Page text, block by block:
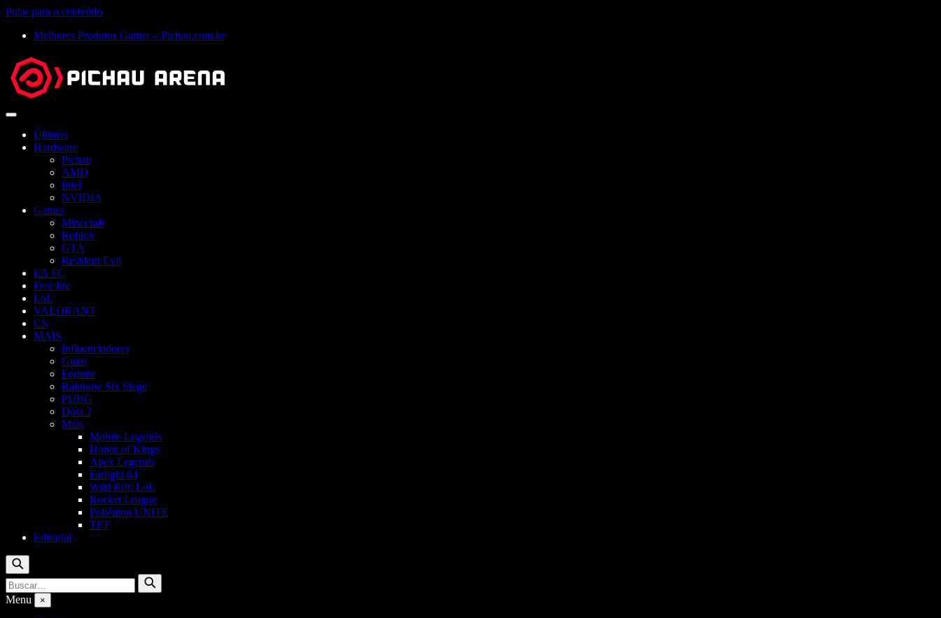
Pular para o conteúdo
Melhores Produtos Gamer – Pichau.com.br
Abrir
Últimas
Hardware
Pichau
AMD
Intel
NVIDIA
Games
Minecraft
Roblox
GTA
Resident Evil
EA FC
Free fire
LoL
VALORANT
CS
MAIS
Influenciadores
Guias
Fortnite
Rainbow Six Siege
PUBG
Dota 2
Mais
Mobile Legends
Honor of Kings
Apex Legends
Farlight 84
Wild Rift: LoL
Rocket League
Pokémon UNITE
TFT
Editorial
Buscar
Buscar
por:
Buscar
Menu ×